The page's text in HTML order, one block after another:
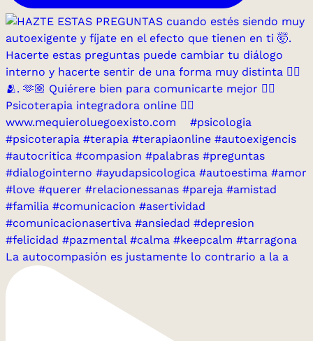
La autocompasión es justamente lo contrario a la a